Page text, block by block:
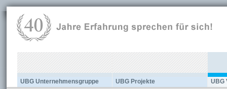
UBG Unternehmensgruppe UBG Projekte UBG